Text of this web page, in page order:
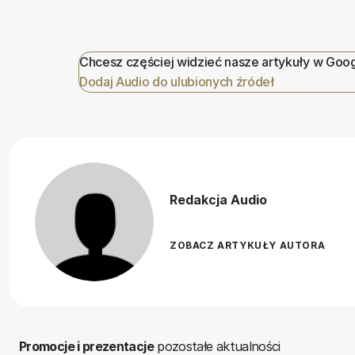
Chcesz częściej widzieć nasze artykuły w
Dodaj Audio do ulubionych źródeł
Redakcja Audio
ZOBACZ ARTYKUŁY AUTORA
Promocje i prezentacjepozostałe aktualności